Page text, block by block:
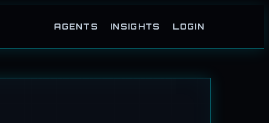
AGENTS INSIGHTS LOGIN